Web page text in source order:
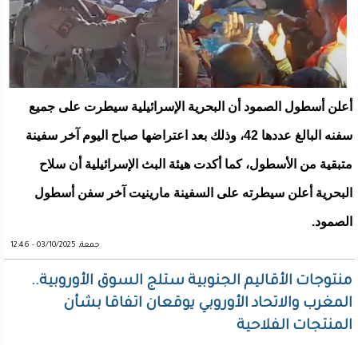
أعلن أسطول الصمود أن البحرية الإسرائيلية سيطرت على جميع
سفنه البالغ عددها 42، وذلك بعد اعتراضها صباح اليوم آخر سفينة
متبقية من الأسطول، كما أكدت هيئة البث الإسرائيلية أن سلاح
البحرية أعلن سيطرته على السفينة مارينيت آخر سفن أسطول
الصمود.
جمعة, 03/10/2025 - 12:46
منتوجات الأقاليم الجنوبية ستلج السوق الأوروبية..
المغرب والاتحاد الأوروبي يوقعان اتفاقا بشأن
المنتجات الفلاحية